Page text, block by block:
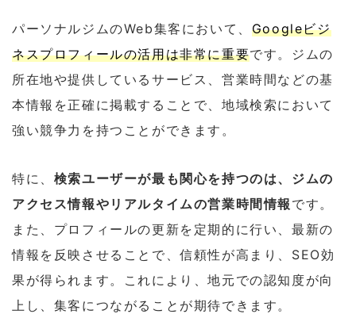
パーソナルジムのWeb集客において、 Googleビジ
ネスプロフィールの活用は非常に重要です。ジムの
所在地や提供しているサービス、営業時間などの基
本情報を正確に掲載することで、地域検索において
強い競争力を持つことができます。
特に、 検索ユーザーが最も関心を持つのは、ジムの
アクセス情報やリアルタイムの営業時間情報 です。
また、プロフィールの更新を定期的に行い、最新の
情報を反映させることで、信頼性が高まり、SEO効
果が得られます。これにより、地元での認知度が向
上し、集客につながることが期待できます。